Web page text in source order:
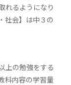
れるようになり
社会】は中３の
上の勉強をする
科内容の学習量